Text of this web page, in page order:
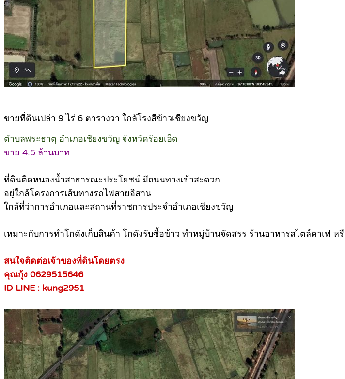
ขายที่ดินเปล่า 9 ไร่ 6 ตารางวา ใกล้โรงสีข้าวเชียงขวัญ
ตำบลพระธาตุ อำเภอเชียงขวัญ จังหวัดร้อยเอ็ด
ขาย 4.5 ล้านบาท
ที่ดินติดหนองน้ำสาธารณะประโยชน์ มีถนนทางเข้าสะดวก
อยู่ใกล้โครงการเส้นทางรถไฟสายอิสาน
ใกล้ที่ว่าการอำเภอและสถานที่ราชการประจำอำเภอเชียงขวัญ
เหมาะกับการทำโกดังเก็บสินค้า โกดังรับซื้อข้าว ทำหมู่บ้านจัดสรร ร้านอาหารสไตล์คาเฟ่ หรื
สนใจติดต่อเจ้าของที่ดินโดยตรง
คุณกุ้ง 0629515646
ID LINE : kung2951